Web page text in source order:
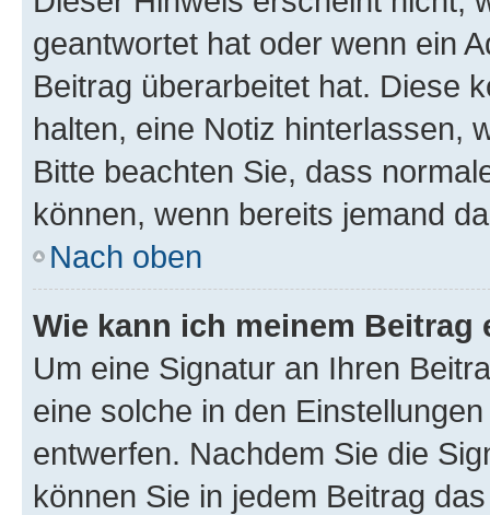
geantwortet hat oder wenn ein
Beitrag überarbeitet hat. Diese
halten, eine Notiz hinterlassen,
Bitte beachten Sie, dass
können, wenn bereits jemand
Nach oben
Wie kann ich meinem
Um eine Signatur an Ihren
eine solche in den
entwerfen. Nachdem Sie die
können Sie in jedem Beitrag